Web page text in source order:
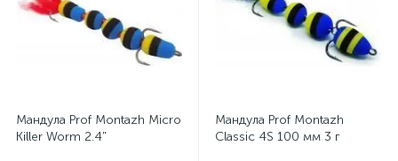
Мандула Prof Montazh Micro
Killer Worm 2.4"
Мандула Prof Montazh
Classic 4S 100 мм 3 г